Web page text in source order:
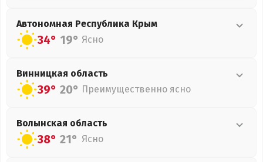
Автономная Республика Крым
34° 19° Ясно
Винницкая область
39° 20° Преимущественно ясно
Волынская область
38° 21° Ясно